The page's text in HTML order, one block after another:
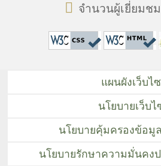
จำนวนผู้เยี่ยมช
แผนผังเว็บไ
นโยบายเว็บไ
นโยบายคุ้มครองข้อมู
นโยบายรักษาความมั่นคง